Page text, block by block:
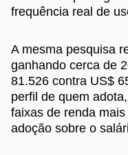
frequência real de
A mesma pesquisa
ganhando cerca de
81.526 contra US$
perfil de quem
faixas de renda
adoção sobre o